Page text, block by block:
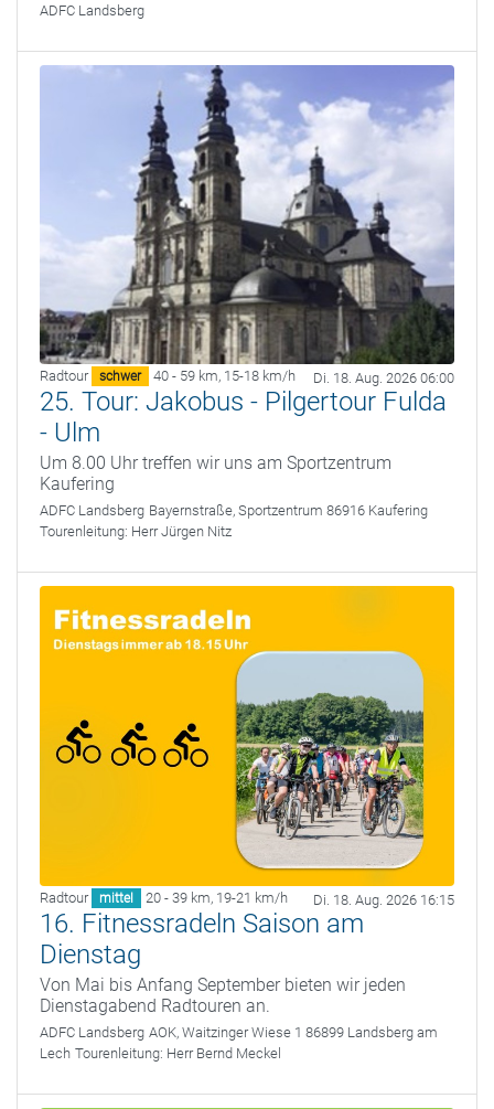
ADFC Landsberg
Radtour schwer 40 - 59 km, 15-18 km/h Di. 18. Aug. 2026 06:00
25. Tour: Jakobus - Pilgertour Fulda
- Ulm
Um 8.00 Uhr treffen wir uns am Sportzentrum
Kaufering
ADFC Landsberg Bayernstraße, Sportzentrum 86916 Kaufering
Tourenleitung: Herr Jürgen Nitz
Radtour mittel 20 - 39 km, 19-21 km/h Di. 18. Aug. 2026 16:15
16. Fitnessradeln Saison am
Dienstag
Von Mai bis Anfang September bieten wir jeden
Dienstagabend Radtouren an.
ADFC Landsberg AOK, Waitzinger Wiese 1 86899 Landsberg am
Lech Tourenleitung: Herr Bernd Meckel